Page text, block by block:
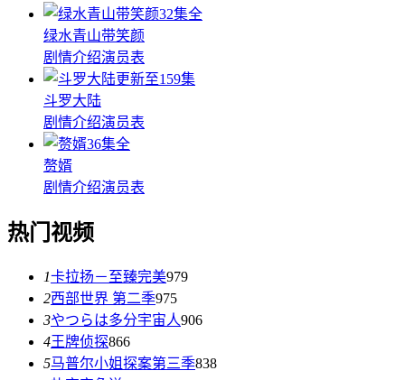
32集全
绿水青山带笑颜
剧情介绍演员表
更新至159集
斗罗大陆
剧情介绍演员表
36集全
赘婿
剧情介绍演员表
热门视频
1卡拉扬－至臻完美979
2西部世界 第二季975
3やつらは多分宇宙人906
4王牌侦探866
5马普尔小姐探案第三季838